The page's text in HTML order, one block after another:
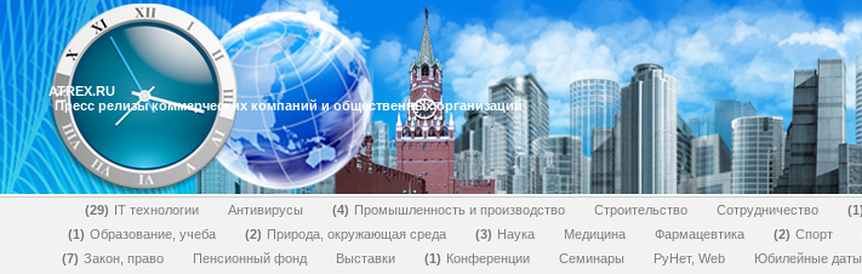
ATREX.RU
Пресс релизы коммерческих компаний и общественных организаций
29 IT технологии Антивирусы 4 Промышленность и производство Строительство Сотрудничество 1
1
Образование, учеба 2 Природа, окружающая среда 3 Наука Медицина Фармацевтика 2 Спорт
7
Закон, право Пенсионный фонд Выставки 1 Конференции Семинары РуНет, Web Юбилейные даты